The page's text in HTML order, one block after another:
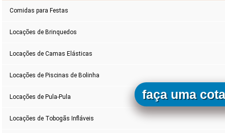
Comidas para Festas
Locações de Brinquedos
Locações de Camas Elásticas
Locações de Piscinas de Bolinha
Locações de Pula-Pula
Locações de Tobogãs Infláveis
faça uma